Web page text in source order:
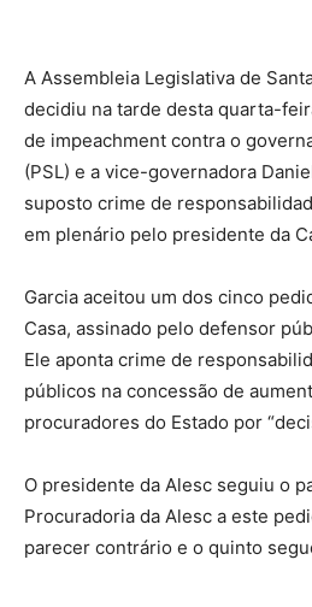
A Assembleia Legislativa de
decidiu na tarde desta quarta-
de impeachment contra o
(PSL) e a vice-governadora
suposto crime de
em plenário pelo presidente da
Garcia aceitou um dos cinco
Casa, assinado pelo defensor
Ele aponta crime de
públicos na concessão de
procuradores do Estado por
O presidente da Alesc seguiu o
Procuradoria da Alesc a este
parecer contrário e o quinto